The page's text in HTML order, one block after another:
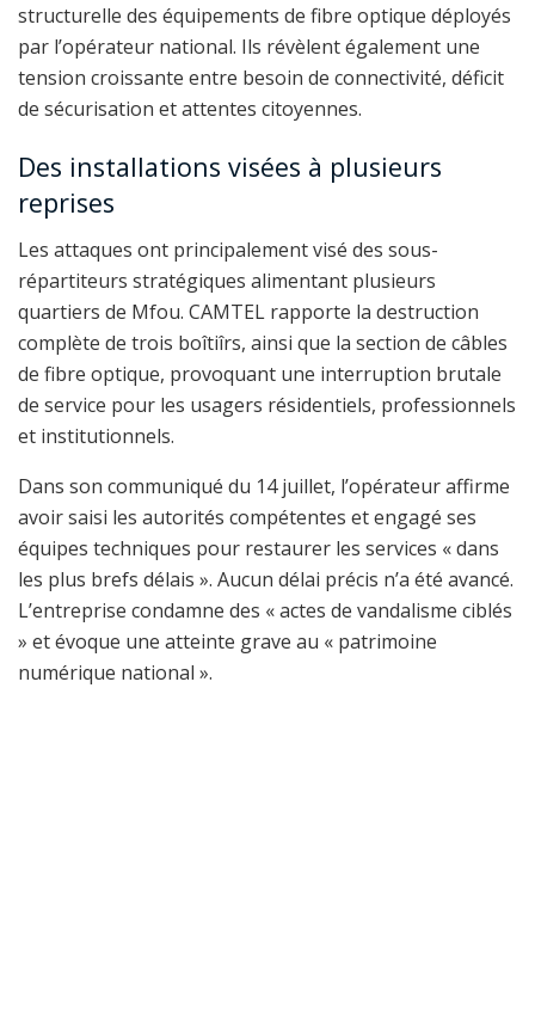
structurelle des équipements de fibre optique déployés
par l’opérateur national. Ils révèlent également une
tension croissante entre besoin de connectivité, déficit
de sécurisation et attentes citoyennes.
Des installations visées à plusieurs
reprises
Les attaques ont principalement visé des sous-
répartiteurs stratégiques alimentant plusieurs
quartiers de Mfou. CAMTEL rapporte la destruction
complète de trois boîtiîrs, ainsi que la section de câbles
de fibre optique, provoquant une interruption brutale
de service pour les usagers résidentiels, professionnels
et institutionnels.
Dans son communiqué du 14 juillet, l’opérateur affirme
avoir saisi les autorités compétentes et engagé ses
équipes techniques pour restaurer les services « dans
les plus brefs délais ». Aucun délai précis n’a été avancé.
L’entreprise condamne des « actes de vandalisme ciblés
» et évoque une atteinte grave au « patrimoine
numérique national ».